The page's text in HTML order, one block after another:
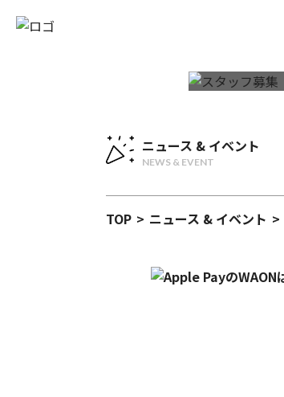
ニュース & イベント
NEWS & EVENT
TOP > ニュース & イベント >